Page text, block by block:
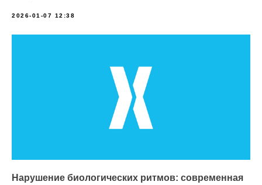
2026-01-07 12:38
Нарушение биологических ритмов: современная